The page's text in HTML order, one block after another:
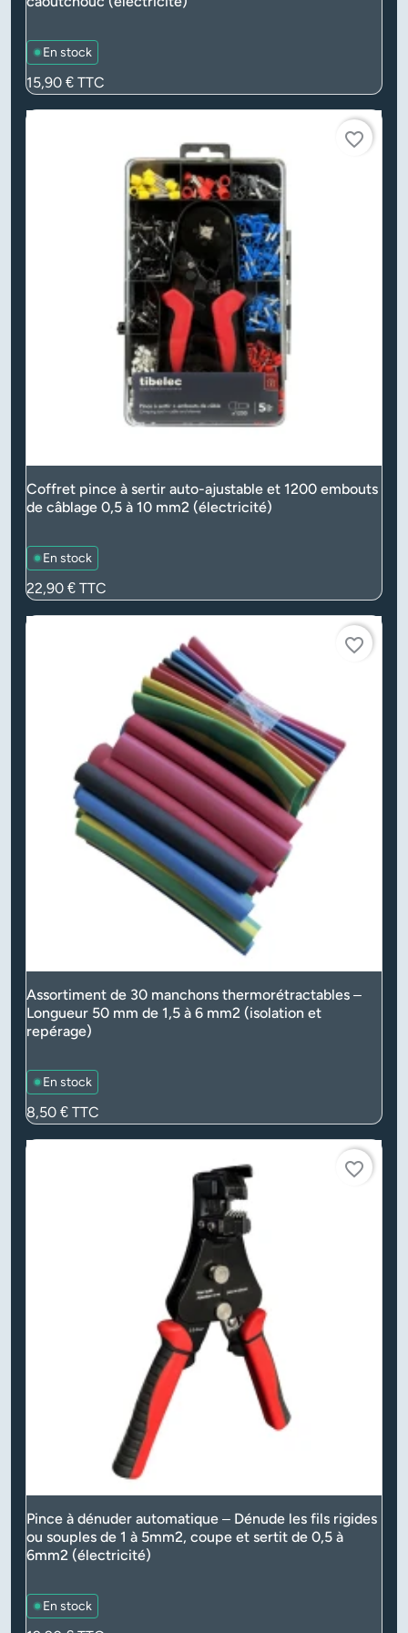
En stock
Prix
15,90 € TTC
favorite_border
Coffret pince à sertir auto-ajustable et 1200 embouts
de câblage 0,5 à 10 mm2 (électricité)
En stock
Prix
22,90 € TTC
favorite_border
Assortiment de 30 manchons thermorétractables –
Longueur 50 mm de 1,5 à 6 mm2 (isolation et
repérage)
En stock
Prix
8,50 € TTC
favorite_border
Pince à dénuder automatique – Dénude les fils rigides
ou souples de 1 à 5mm2, coupe et sertit de 0,5 à
6mm2 (électricité)
En stock